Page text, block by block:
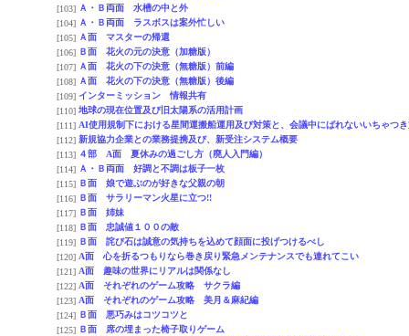
[103] Ａ・Ｂ両面 水槽の中と外
[104] Ａ・Ｂ両面 ラスボスは案外忙しい
[105] Ａ面 マスターの帰還
[106] Ｂ面 花火の元の決意（加糖版）
[107] Ａ面 花火の下の決意（無糖版）前編
[108] Ａ面 花火の下の決意（無糖版）後編
[109] インターミッション 情報共有
[110] 地球の現在位置及び旧太陽系の活用計画
[111] AI使用規制下における星間運搬船運用及び対策と、会議中にばれないいちゃつき
[112] 新規協力企業との業務提携及び、新受注システム概要
[113] ４部 A面 夏休みの過ごし方（廃人入門編）
[114] Ａ・Ｂ両面 好調と不調は板子一枚
[115] Ｂ面 娘で遊ぶのが好きな父親の朝
[116] Ｂ面 サラリーマン火星に立つ!!
[117] Ｂ面 姉妹
[118] Ｂ面 忠誠値１００の敵
[119] Ｂ面 詫び石は誠意の気持ちを込めて顔面に投げつけるべし
[120] A面 心を折るつもりなら巻き戻り緊急メンテナンスでも連れてこい
[121] A面 趣味の世界にリアルは関係なし
[122] A面 それぞれのゲーム攻略 サクラ編
[123] A面 それぞれのゲーム攻略 美月＆麻紀編
[124] Ｂ面 悪巧みはコツコツと
[125] Ｂ面 席の埋まった椅子取りゲーム